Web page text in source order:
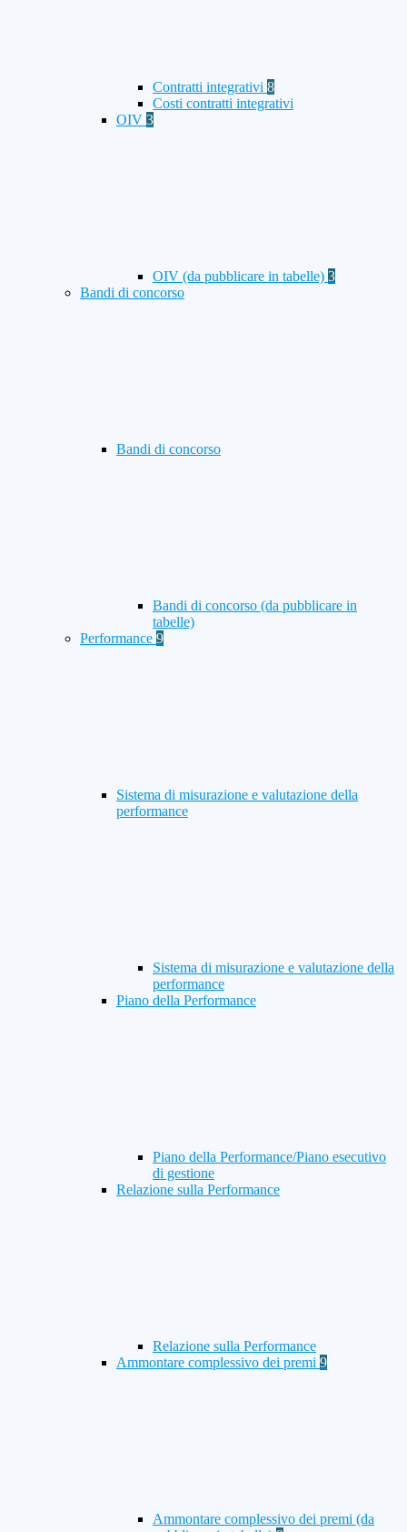
Contratti integrativi 8
Costi contratti integrativi
OIV 3
OIV (da pubblicare in tabelle) 3
Bandi di concorso
Bandi di concorso
Bandi di concorso (da pubblicare in
tabelle)
Performance 9
Sistema di misurazione e valutazione della
performance
Sistema di misurazione e valutazione della
performance
Piano della Performance
Piano della Performance/Piano esecutivo
di gestione
Relazione sulla Performance
Relazione sulla Performance
Ammontare complessivo dei premi 9
Ammontare complessivo dei premi (da